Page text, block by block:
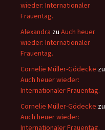
wieder: Internationaler
Frauentag.
Alexandra zu Auch heuer
wieder: Internationaler
Frauentag.
Cornelie Müller-Gödecke zu
Auch heuer wieder:
Internationaler Frauentag.
Cornelie Müller-Gödecke zu
Auch heuer wieder:
Internationaler Frauentag.